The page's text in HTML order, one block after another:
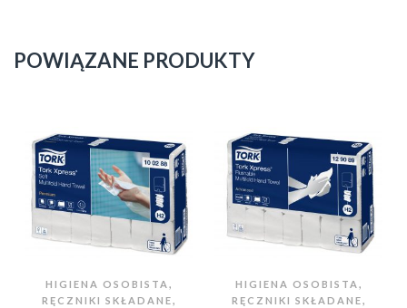
POWIĄZANE PRODUKTY
HIGIENA OSOBISTA ,
RĘCZNIKI SKŁADANE,
HIGIENA OSOBISTA ,
RĘCZNIKI SKŁADANE,